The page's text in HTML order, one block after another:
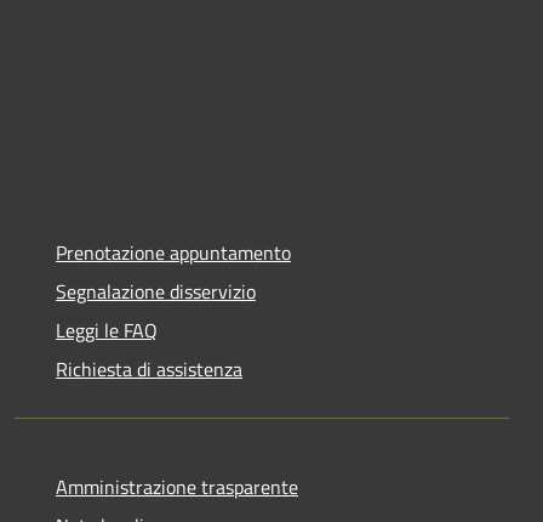
Prenotazione appuntamento
Segnalazione disservizio
Leggi le FAQ
Richiesta di assistenza
Amministrazione trasparente